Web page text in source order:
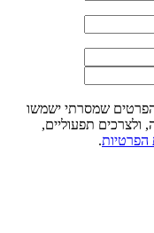
שמסרתי ישמשו
ולצרכים תפעוליים,
הפרטיות.